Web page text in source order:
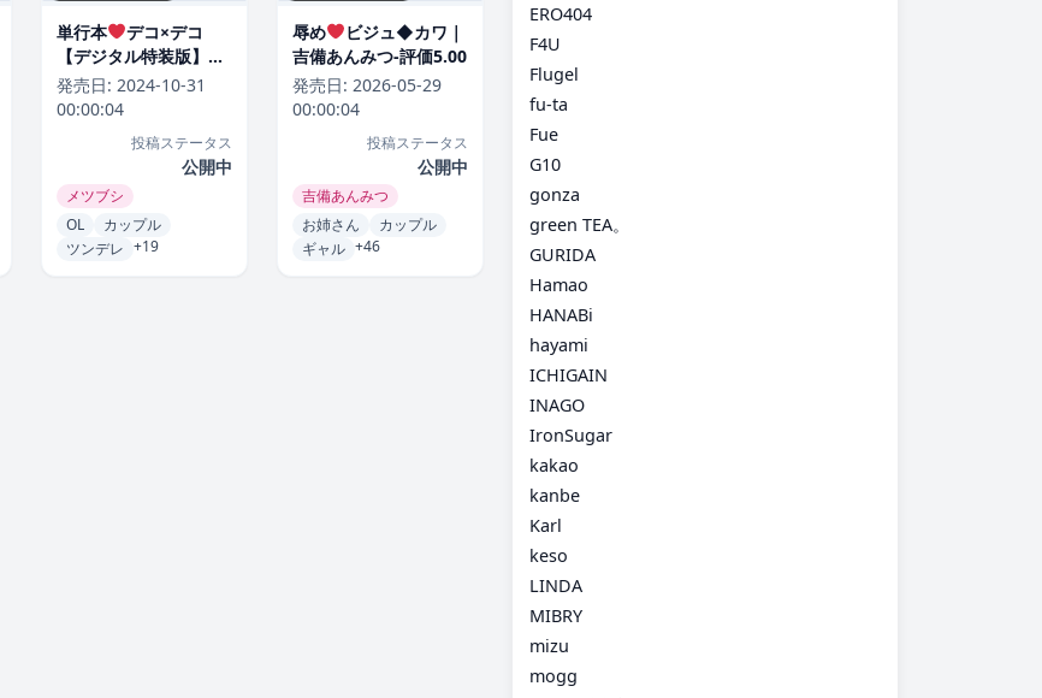
単行本
デコ×デコ
【デジタル特装版】｜
メツブシ-評価4.92
発売日: 2024-10-31
00:00:04
投稿ステータス
公開中
メツブシ
OL
カップル
ツンデレ +19
辱め
ビジュ◆カワ｜
吉備あんみつ-評価5.00
発売日: 2026-05-29
00:00:04
投稿ステータス
公開中
吉備あんみつ
お姉さん
カップル
ギャル +46
ERO404
F4U
Flugel
fu-ta
Fue
G10
gonza
green TEA。
GURIDA
Hamao
HANABi
hayami
ICHIGAIN
INAGO
IronSugar
kakao
kanbe
Karl
keso
LINDA
MIBRY
mizu
mogg